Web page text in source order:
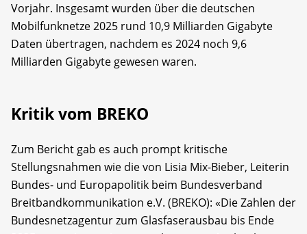
Vorjahr. Insgesamt wurden über die deutschen
Mobilfunknetze 2025 rund 10,9 Milliarden Gigabyte
Daten übertragen, nachdem es 2024 noch 9,6
Milliarden Gigabyte gewesen waren.
Kritik vom BREKO
Zum Bericht gab es auch prompt kritische
Stellungsnahmen wie die von Lisia Mix-Bieber, Leiterin
Bundes- und Europapolitik beim Bundesverband
Breitbandkommunikation e.V. (BREKO): «Die Zahlen der
Bundesnetzagentur zum Glasfaserausbau bis Ende